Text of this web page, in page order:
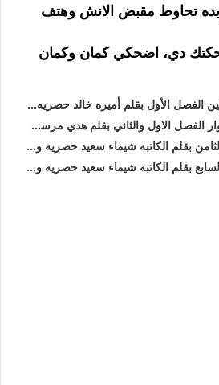
تحاوط مقبض الانش وهتف
دي، اضحكي كمان وكمان
الأول بقلم أميره خالد حصريه وجديده
الاول والثاني بقلم هدي مرسي حصريه وجديده
بقلم الكاتبه شيماء سعيد حصريه وجديده
بقلم الكاتبه شيماء سعيد حصريه وجديده